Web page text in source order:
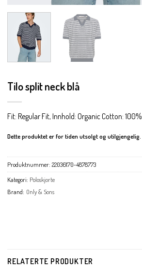
Tilo split neck blå
Fit: Regular Fit, Innhold: Organic Cotton: 100%
Dette produktet er for tiden utsolgt og utilgjengelig.
Produktnummer: 22036170-4878773
Kategori: Poloskjorte
Brand: Only & Sons
RELATERTE PRODUKTER